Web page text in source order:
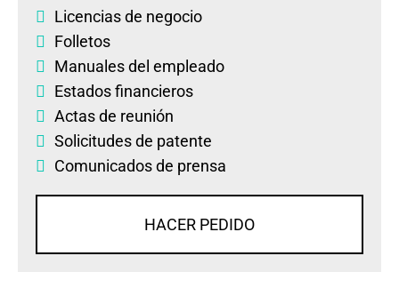
Licencias de negocio
Folletos
Manuales del empleado
Estados financieros
Actas de reunión
Solicitudes de patente
Comunicados de prensa
HACER PEDIDO